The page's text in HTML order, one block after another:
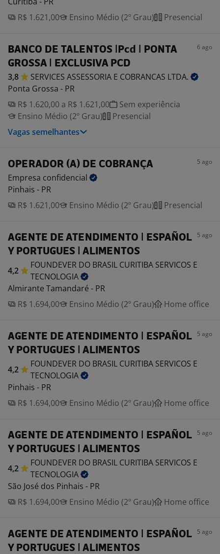
R$ 1.621,00
Ensino Médio (2º Grau) Presencial
BANCO DE TALENTOS |Pcd | PONTA
GROSSA | EXCLUSIVA PCD
6 ago
3,8 SERVICES ASSESSORIA E COBRANCAS LTDA.
Ponta Grossa - PR
R$ 1.620,00 a R$ 1.621,00
Sem experiência
Ensino Médio (2º Grau)
Presencial
Vagas semelhantes
OPERADOR (A) DE COBRANÇA 5 ago
Empresa confidencial
Pinhais - PR
R$ 1.621,00
Ensino Médio (2º Grau) Presencial
AGENTE DE ATENDIMENTO | ESPAÑOL
Y PORTUGUES | ALIMENTOS
5 ago
4,2
FOUNDEVER DO BRASIL CURITIBA SERVICOS E
TECNOLOGIA
Almirante Tamandaré - PR
R$ 1.694,00
Ensino Médio (2º Grau) Home office
AGENTE DE ATENDIMENTO | ESPAÑOL
Y PORTUGUES | ALIMENTOS
5 ago
4,2
FOUNDEVER DO BRASIL CURITIBA SERVICOS E
TECNOLOGIA
Pinhais - PR
R$ 1.694,00
Ensino Médio (2º Grau) Home office
AGENTE DE ATENDIMENTO | ESPAÑOL
Y PORTUGUES | ALIMENTOS
5 ago
4,2
FOUNDEVER DO BRASIL CURITIBA SERVICOS E
TECNOLOGIA
São José dos Pinhais - PR
R$ 1.694,00
Ensino Médio (2º Grau) Home office
AGENTE DE ATENDIMENTO | ESPAÑOL
Y PORTUGUES | ALIMENTOS
5 ago